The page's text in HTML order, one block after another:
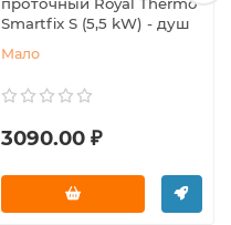
Smartfix S (5,5 kW) - душ
Мало
3090.00 ₽